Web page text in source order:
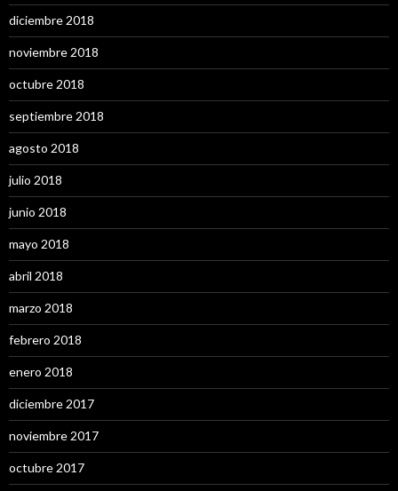
diciembre 2018
noviembre 2018
octubre 2018
septiembre 2018
agosto 2018
julio 2018
junio 2018
mayo 2018
abril 2018
marzo 2018
febrero 2018
enero 2018
diciembre 2017
noviembre 2017
octubre 2017